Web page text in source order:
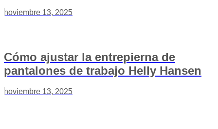
noviembre 13, 2025
Cómo ajustar la entrepierna de
pantalones de trabajo Helly Hansen
noviembre 13, 2025